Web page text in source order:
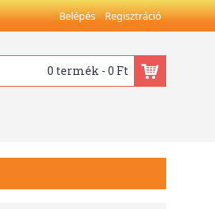
Belépés Regisztráció
0 termék - 0 Ft